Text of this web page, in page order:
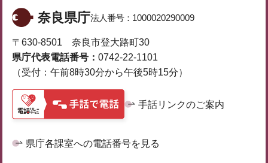
奈良県庁法人番号： 1000020290009
〒630-8501 奈良市登大路町30
県庁代表電話番号： 0742-22-1101
（受付：午前8時30分から午後5時15分）
手話リンクのご案内
県庁各課室への電話番号を見る